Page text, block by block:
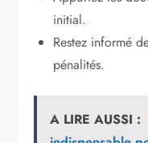
initial.
Restez informé
pénalités.
A LIRE AUSSI :